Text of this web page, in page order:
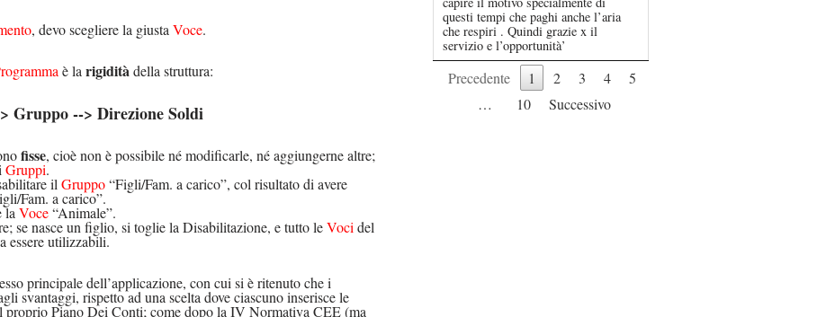
, devo scegliere la giusta Voce.
è la rigiditàdella struttura:
Gruppo --> Direzione Soldi
fisse, cioè non è possibile né modificarle, né aggiungerne altre;
Gruppi.
il Gruppo“Figli/Fam. a carico”, col risultato di avere
Fam. a carico”.
la Voce“Animale”.
se nasce un figlio, si toglie la Disabilitazione, e tutto leVoci del
essere utilizzabili.
principale dell’applicazione, con cui si è ritenuto che i
svantaggi, rispetto ad una scelta dove ciascuno inserisce le
proprio Piano Dei Conti; come dopo la IV Normativa CEE (ma
questi tempi che paghi anche l’aria
che respiri . Quindi grazie x il
servizio e l’opportunità’
Precedente 1 2 3 4
5
…
10 Successivo